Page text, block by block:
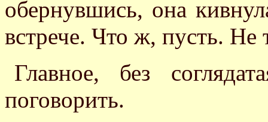
обернувшись, она
встрече. Что ж, пусть. Не
Главное, без
поговорить.